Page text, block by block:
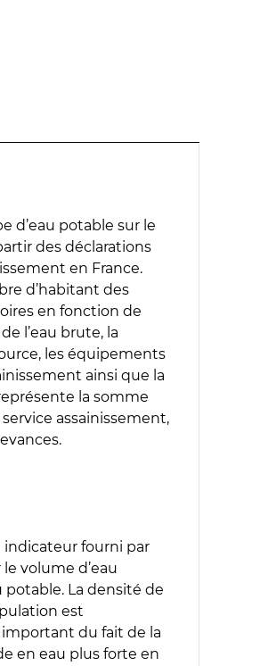
d’eau potable sur le
des déclarations
en France.
d’habitant des
en fonction de
l’eau brute, la
les équipements
ainsi que la
la somme
assainissement,
indicateur fourni par
volume d’eau
potable. La densité de
est
du fait de la
en eau plus forte en